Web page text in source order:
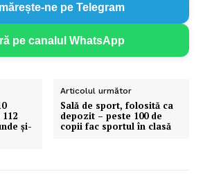
ne pe Telegram
pe canalul WhatsApp
și-
Articolul următor
Sală de sport, folosită ca
depozit – peste 100 de
copii fac sportul în clasă